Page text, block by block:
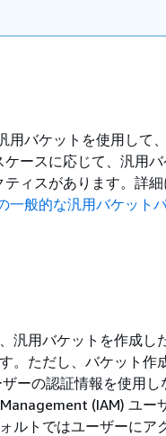
用バケットを使用して
ースに応じて、汎用バ
ィスがあります。詳
一般的な汎用バケット
汎用バケットを作成し
。ただし、バケット作
ーの認証情報を使用し
(IAM) ユー
ルトではユーザーにア